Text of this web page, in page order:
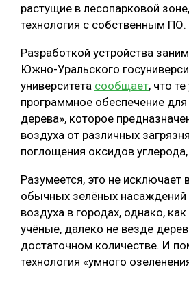
ЦБП
КОМПЛЕКСНАЯ ПЕРЕРАБОТКА
ДЕРЕВЯННОЕ ДОМОСТРОЕНИЕ
СОРТИРОВКА ДРЕВЕСИНЫ
СУШКА ДРЕВЕСИНЫ
МЕБЕЛЬНОЕ ПРОИЗВОДСТВО
растущие в лесопарковой
технология с собственным ПО.
Разработкой устройства
Южно-Уральского
университета сообщает, что
программное обеспечение
дерева», которое
воздуха от различных
поглощения оксидов
Разумеется, это не исключает
обычных зелёных насаждений
воздуха в городах, однако,
учёные, далеко не везде
достаточном количестве. И
технология «умного